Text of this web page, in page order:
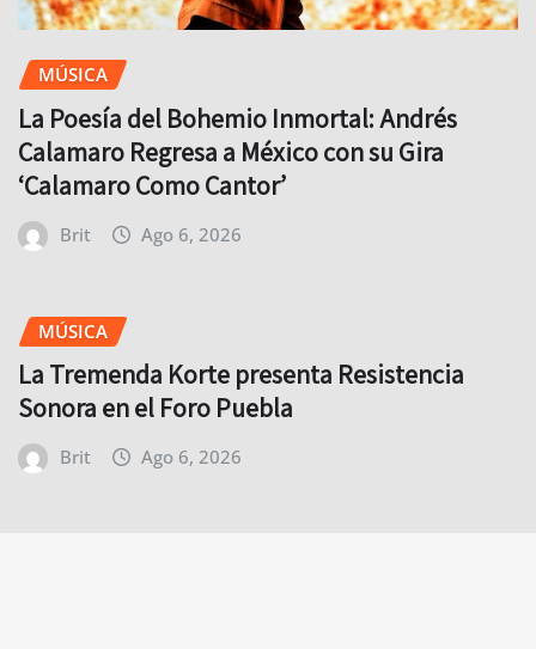
MÚSICA
La Poesía del Bohemio Inmortal: Andrés
Calamaro Regresa a México con su Gira
‘Calamaro Como Cantor’
Brit Ago 6, 2026
MÚSICA
La Tremenda Korte presenta Resistencia
Sonora en el Foro Puebla
Brit Ago 6, 2026